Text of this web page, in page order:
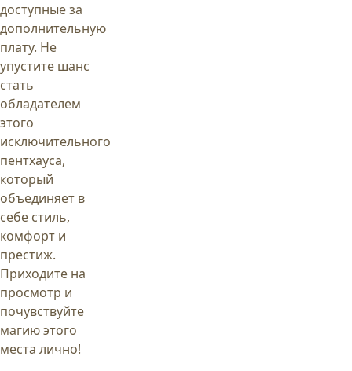
доступные за
дополнительную
плату. Не
упустите шанс
стать
обладателем
этого
исключительного
пентхауса,
который
объединяет в
себе стиль,
комфорт и
престиж.
Приходите на
просмотр и
почувствуйте
магию этого
места лично!